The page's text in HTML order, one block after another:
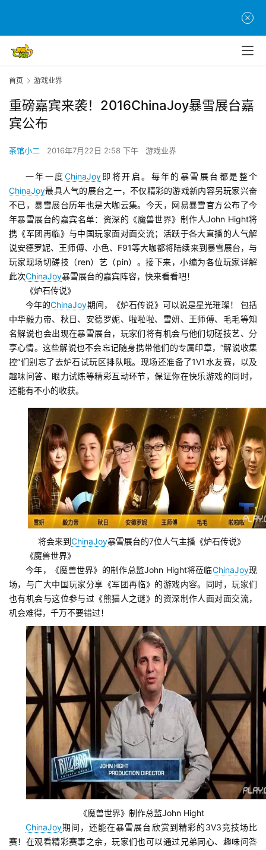
首页 游戏业界
重磅嘉宾来袭！2016ChinaJoy暴雪展台嘉
宾公布
茶馆小二 2016年7月22日 2:58 下午 游戏业界
一年一度ChinaJoy即将开启。每年的暴雪展台都是整个
ChinaJoy最具人气的展台之一，不仅精彩的游戏新内容另玩家兴奋
不已，暴雪展台历年也是大咖云集。今天，网易暴雪官方公布了今
年暴雪展台的嘉宾名单：资深的《魔兽世界》制作人John Hight将
携《军团再临》与中国玩家面对面交流；活跃于各大直播的人气解
说安德罗妮、王师傅、小色、F91等大咖都将陆续来到暴雪展台，与
玩家现场切磋技（ren）艺（pin）。接下来，小编为各位玩家详解
此次ChinaJoy暴雪展台的嘉宾阵容，快来看看吧！
《炉石传说》
今年的ChinaJoy期间，《炉石传说》可以说是星光璀璨！ 包括
中华毅力帝、秋日、安德罗妮、啦啦啦、雪妍、王师傅、毛毛等知
名解说也会出现在暴雪展台，玩家们将有机会与他们切磋技艺、分
享心情。这些解说也不会忘记随身携带他们的专属印章，“解说收集
控”们别忘了去炉石试玩区排队哦。现场还准备了1V1水友赛，以及
趣味问答、眼力试炼等精彩互动环节，保证你在快乐游戏的同时，
还能有不小的收获。
将会来到ChinaJoy暴雪展台的7位人气主播《炉石传说》
《魔兽世界》
今年，《魔兽世界》的制作总监John Hight将莅临ChinaJoy现
场，与广大中国玩家分享《军团再临》的游戏内容。同时，玩家们
也有机会与这位参与过《熊猫人之谜》的资深制作人面对面交流，
机会难得，千万不要错过！
《魔兽世界》制作总监John Hight
ChinaJoy期间，还能在暴雪展台欣赏到精彩的3V3竞技场比
赛！在观看精彩赛事之余，玩家们也可以通过兄弟同心、趣味问答